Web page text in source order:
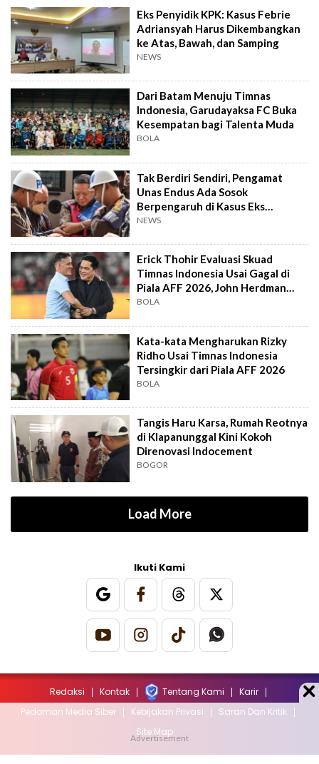
Eks Penyidik KPK: Kasus Febrie
Adriansyah Harus Dikembangkan
ke Atas, Bawah, dan Samping
NEWS
Dari Batam Menuju Timnas
Indonesia, Garudayaksa FC Buka
Kesempatan bagi Talenta Muda
BOLA
Tak Berdiri Sendiri, Pengamat
Unas Endus Ada Sosok
Berpengaruh di Kasus Eks
Jampidsus
NEWS
Erick Thohir Evaluasi Skuad
Timnas Indonesia Usai Gagal di
Piala AFF 2026, John Herdman
Out?
BOLA
Kata-kata Mengharukan Rizky
Ridho Usai Timnas Indonesia
Tersingkir dari Piala AFF 2026
BOLA
Tangis Haru Karsa, Rumah Reotnya
di Klapanunggal Kini Kokoh
Direnovasi Indocement
BOGOR
Load More
Ikuti Kami
Redaksi Kontak Tentang Kami
Karir
Pedoman Media Siber
Kebijakan Privasi
Saran Dan Kritik
Site Map